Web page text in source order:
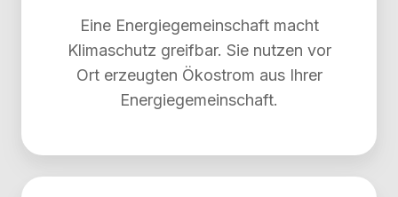
Eine Energiegemeinschaft macht
Klimaschutz greifbar. Sie nutzen vor
Ort erzeugten Ökostrom aus Ihrer
Energiegemeinschaft.